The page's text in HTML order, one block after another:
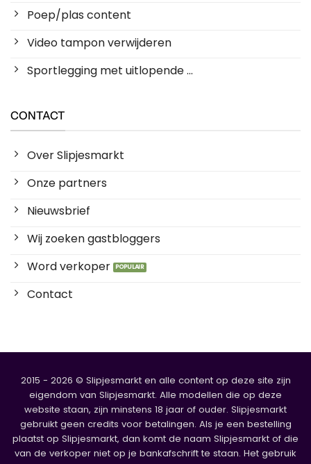
Poep/plas content
Video tampon verwijderen
Sportlegging met uitlopende ...
CONTACT
Over Slipjesmarkt
Onze partners
Nieuwsbrief
Wij zoeken gastbloggers
Word verkoper
Contact
2015 - 2026 © Slipjesmarkt en alle content op deze site zijn
eigendom van Slipjesmarkt. Alle modellen die op deze
website staan, zijn minstens 18 jaar of ouder. Slipjesmarkt
gebruikt geen credits voor betalingen. Als je een bestelling
plaatst op Slipjesmarkt, dan komt de naam Slipjesmarkt of die
van de verkoper niet op je bankafschrift te staan. Het gebruik